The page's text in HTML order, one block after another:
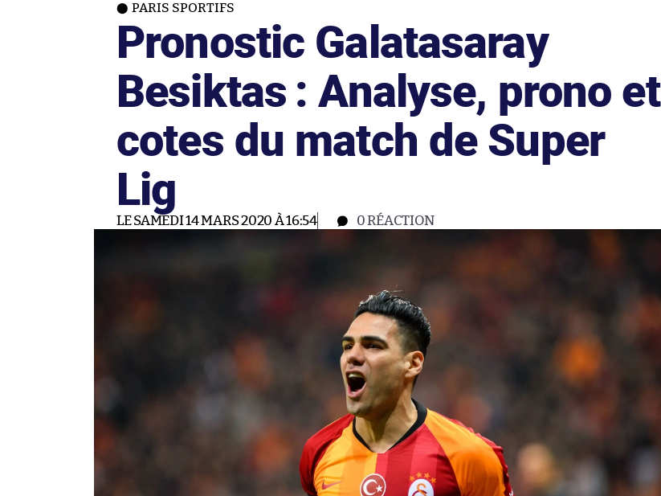
PARIS SPORTIFS
Pronostic Galatasaray
Besiktas : Analyse, prono et
cotes du match de Super
Lig
LE SAMEDI 14 MARS 2020 À 16:54 0RÉACTION